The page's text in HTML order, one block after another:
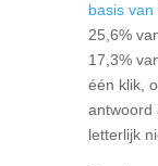
basis
25,6%
17,3%
één klik,
antwoord
letterlijk